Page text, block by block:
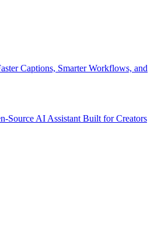
Captions, Smarter Workflows, and
AI Assistant Built for Creators